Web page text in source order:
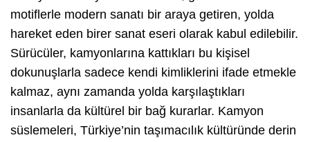
motiflerle modern sanatı bir araya getiren, yolda
hareket eden birer sanat eseri olarak kabul edilebilir.
Sürücüler, kamyonlarına kattıkları bu kişisel
dokunuşlarla sadece kendi kimliklerini ifade etmekle
kalmaz, aynı zamanda yolda karşılaştıkları
insanlarla da kültürel bir bağ kurarlar. Kamyon
süslemeleri, Türkiye’nin taşımacılık kültüründe derin